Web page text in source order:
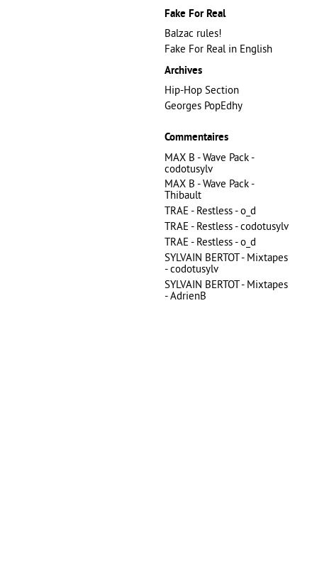
Fake For Real
Balzac rules!
Fake For Real in English
Archives
Hip-Hop Section
Georges PopEdhy
Commentaires
MAX B - Wave Pack -
codotusylv
MAX B - Wave Pack -
Thibault
TRAE - Restless - o_d
TRAE - Restless - codotusylv
TRAE - Restless - o_d
SYLVAIN BERTOT - Mixtapes
- codotusylv
SYLVAIN BERTOT - Mixtapes
- AdrienB